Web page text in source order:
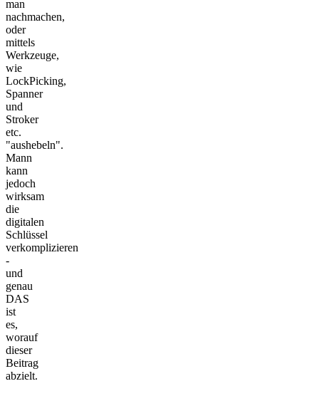
man
nachmachen,
oder
mittels
Werkzeuge,
wie
LockPicking,
Spanner
und
Stroker
etc.
"aushebeln".
Mann
kann
jedoch
wirksam
die
digitalen
Schlüssel
verkomplizieren
-
und
genau
DAS
ist
es,
worauf
dieser
Beitrag
abzielt.